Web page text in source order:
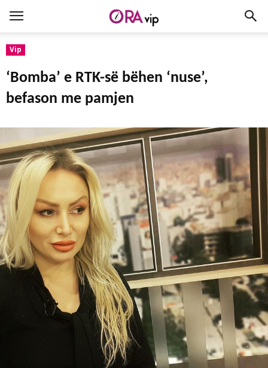
Vip
‘Bomba’ e RTK-së bëhen ‘nuse’,
befason me pamjen